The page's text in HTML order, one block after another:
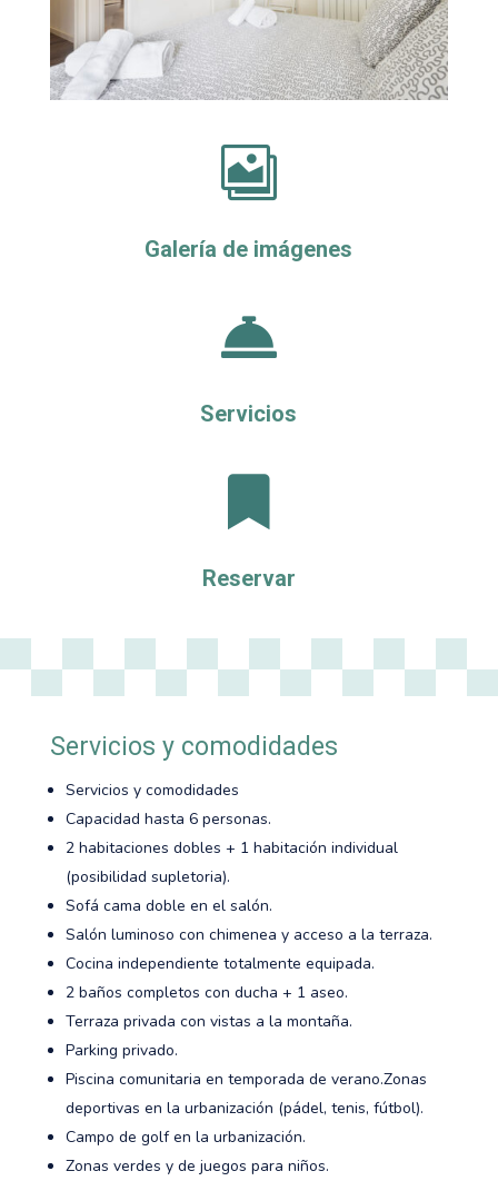

Galería de imágenes

Servicios
Reservar
Servicios y comodidades
Servicios y comodidades
Capacidad hasta 6 personas.
2 habitaciones dobles + 1 habitación individual
(posibilidad supletoria).
Sofá cama doble en el salón.
Salón luminoso con chimenea y acceso a la terraza.
Cocina independiente totalmente equipada.
2 baños completos con ducha + 1 aseo.
Terraza privada con vistas a la montaña.
Parking privado.
Piscina comunitaria en temporada de verano.Zonas
deportivas en la urbanización (pádel, tenis, fútbol).
Campo de golf en la urbanización.
Zonas verdes y de juegos para niños.